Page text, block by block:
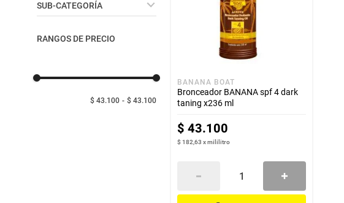
cuidado del bebé
SUB-CATEGORÍA
RANGOS DE PRECIO
$ 43.100 $ 43.100
BANANA BOAT
Bronceador BANANA spf 4 dark
taning x236 ml
$ 43.100
$ 182,63 xmililitro
Aceite